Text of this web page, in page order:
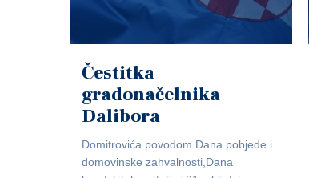
Čestitka
gradonačelnika
Dalibora
Domitrovića povodom Dana pobjede i
domovinske zahvalnosti,Dana